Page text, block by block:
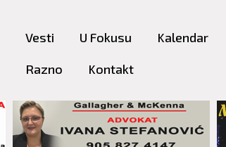
content
Vesti U Fokusu Kalendar
Razno Kontakt